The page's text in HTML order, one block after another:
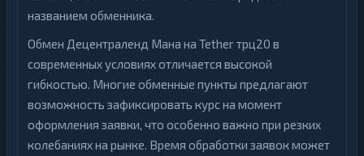
названием обменника.
Обмен Децентраленд Мана на Tether трц20 в
современных условиях отличается высокой
гибкостью. Многие обменные пункты предлагают
возможность зафиксировать курс на момент
оформления заявки, что особенно важно при резких
колебаниях на рынке. Время обработки заявок может